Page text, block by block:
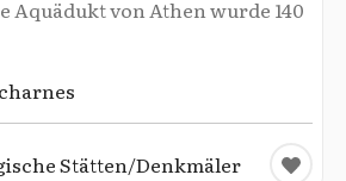
Aquädukt von Athen wurde 140
Stätten/Denkmäler